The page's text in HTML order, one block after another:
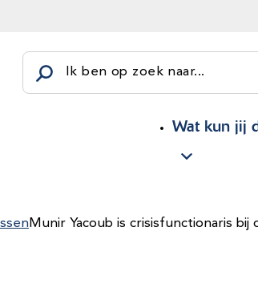
Wat kun jij
Ik ben op zoek naar...
Munir Yacoub is crisisfunctionaris bij